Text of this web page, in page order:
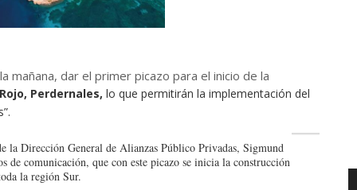
dar el primer picazo para el inicio de la
Perdernales, lo que permitirán la implementación del
Dirección General de Alianzas Público Privadas, Sigmund
de comunicación, que con este picazo se inicia la construcción
la región Sur.